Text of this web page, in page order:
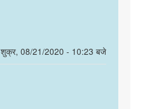
शुक्र, 08/21/2020 - 10:23 बजे